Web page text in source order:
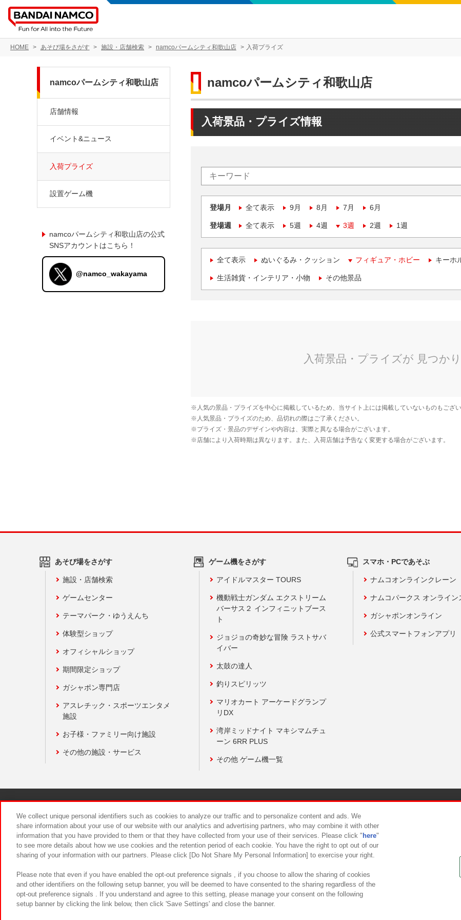
HOME あそび場をさがす 施設・店舗検索 namcoパームシティ和歌山店 入荷プライズ
namcoパームシティ和歌山店
入荷景品・プライズ情報
登場月 全て表示 9月 8月 7月 6月
登場週 全て表示 5週 4週 3週 2週 1週
全て表示 ぬいぐるみ・クッション フィギュア・ホビー キーホ
生活雑貨・インテリア・小物 その他景品
namcoパームシティ和歌山店
店舗情報
イベント&ニュース
入荷プライズ
設置ゲーム機
namcoパームシティ和歌山店の公式
SNSアカウントはこちら！
@namco_wakayama
あそび場をさがす
施設・店舗検索
ゲームセンター
テーマパーク・ゆうえんち
体験型ショップ
オフィシャルショップ
期間限定ショップ
ガシャポン専門店
アスレチック・スポーツエンタメ
施設
お子様・ファミリー向け施設
その他の施設・サービス
ゲーム機をさがす
アイドルマスター TOURS
機動戦士ガンダム エクストリーム
バーサス２ インフィニットブース
ト
ジョジョの奇妙な冒険 ラストサバ
イバー
太鼓の達人
釣りスピリッツ
マリオカート アーケードグランプ
リDX
湾岸ミッドナイト マキシマムチュ
ーン 6RR PLUS
その他 ゲーム機一覧
スマホ・PCであそぶ
ナムコオンラインクレーン
ナムコパークス オンライン
ガシャポンオンライン
公式スマートフォンアプリ
食品のご提供について カスタマーハラスメント対応方針
We collect unique personal identifiers such as cookies to analyze our traffic and to personalize content and ads. We
share information about your use of our website with our analytics and advertising partners, who may combine it with other
information that you have provided to them or that they have collected from your use of their services. Please click " here"
to see more details about how we use cookies and the retention period of each cookie. You have the right to opt out of our
sharing of your information with our partners. Please click [Do Not Share My Personal Information] to exercise your right.
Please note that even if you have enabled the opt-out preference signals , if you choose to allow the sharing of cookies
and other identifiers on the following setup banner, you will be deemed to have consented to the sharing regardless of the
opt-out preference signals . If you understand and agree to this setting, please manage your consent on the following
setup banner by clicking the link below, then click 'Save Settings' and close the banner.